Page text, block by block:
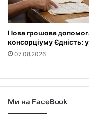
Нова грошова
консорціуму Єдність:
07.08.2026
Ми на FaceBook